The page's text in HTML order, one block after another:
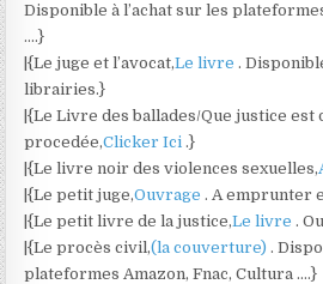
Disponible à l’achat sur les
….}
|{Le juge et l’avocat,Le livre.
librairies.}
|{Le Livre des ballades/Que justice est
procedée,Clicker Ici.}
|{Le livre noir des violences sexuelles,
|{Le petit juge,Ouvrage. A emprunter
|{Le petit livre de la justice,Le livre.
|{Le procès civil,(la couverture).
plateformes Amazon, Fnac, Cultura ….}